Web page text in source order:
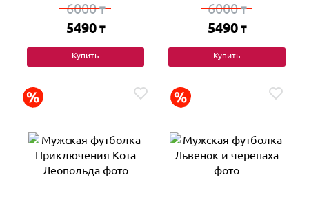
6000₸
5490 ₸
Купить
6000₸
5490 ₸
Купить